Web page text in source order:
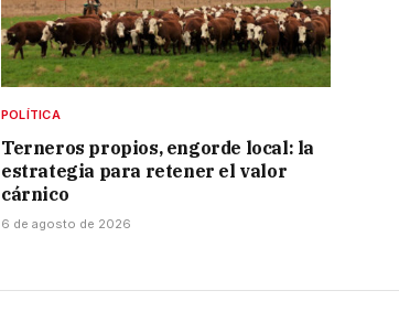
POLÍTICA
Terneros propios, engorde local: la
estrategia para retener el valor
cárnico
6 de agosto de 2026